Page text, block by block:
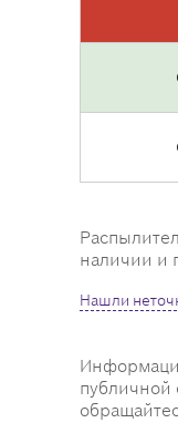
наличии и
Нашли